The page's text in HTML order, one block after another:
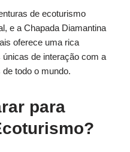
de ecoturismo
e a Chapada Diamantina
oferece uma rica
únicas de interação com a
todo o mundo.
para